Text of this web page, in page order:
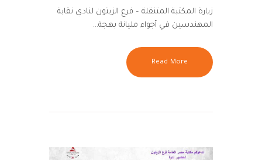
زيارة المكتبة المتنقلة – فرع الزيتون لنادي نقابة
المهندسين في أجواء مليانة بهجة…
Read More